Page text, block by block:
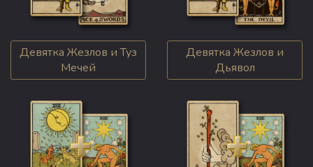
Девятка Жезлов и Туз
Мечей
Девятка Жезлов и
Дьявол